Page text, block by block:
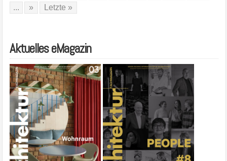
...
» Letzte »
Aktuelles eMagazin